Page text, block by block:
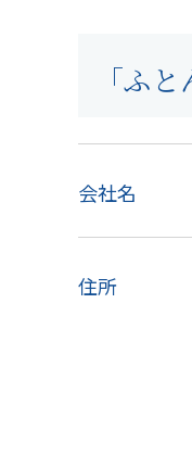
「ふ
会社名
住所